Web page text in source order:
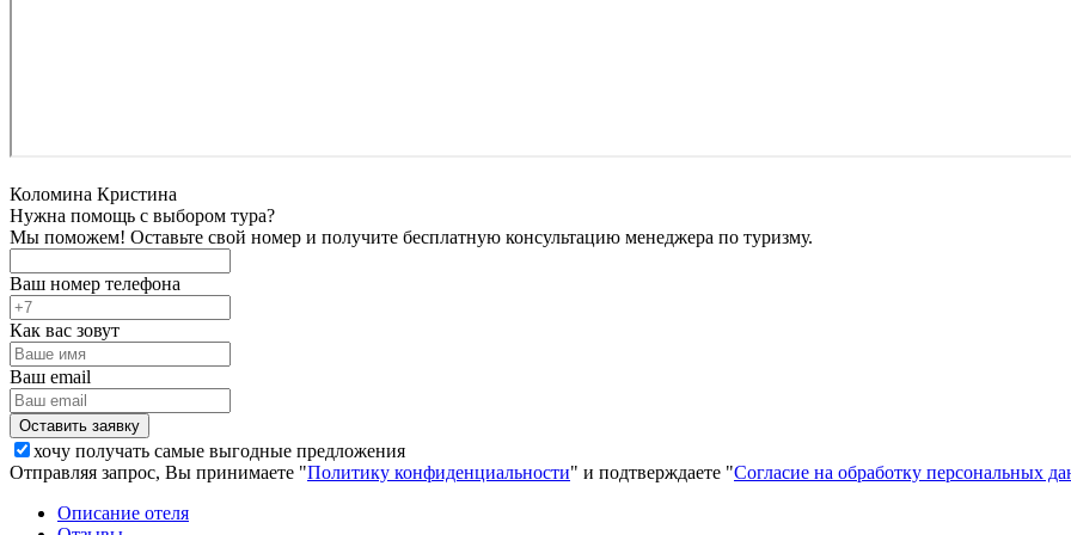
Коломина Кристина
Нужна помощь с выбором тура?
Мы поможем! Оставьте свой номер и получите бесплатную консультацию менеджера по туризму.
Ваш номер телефона
Как вас зовут
Ваш email
хочу получать самые выгодные предложения
Отправляя запрос, Вы принимаете "Политику конфиденциальности" и подтверждаете "Согласие на обработку персональных
Описание отеля